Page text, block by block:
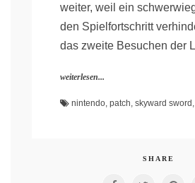
weiter, weil ein
den Spielfortschritt
das zweite Besuchen der
weiterlesen...
nintendo, patch, skyward sword ,
SHARE